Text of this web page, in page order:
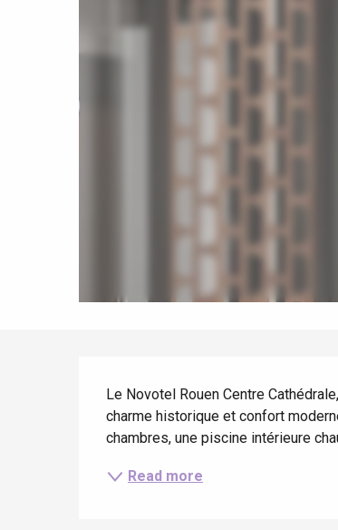
All agenda
Trendy places
Seaside breaks
Le Novotel Rouen Centre
charme historique et confort
chambres, une piscine intérieure
Read more